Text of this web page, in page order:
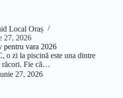
Local Oraș
27, 2026
pentru vara 2026
o zi la piscină este una dintre
răcori. Fie că…
27, 2026